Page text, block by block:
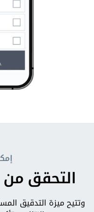
التحقق
وتتيح ميزة التدقيق